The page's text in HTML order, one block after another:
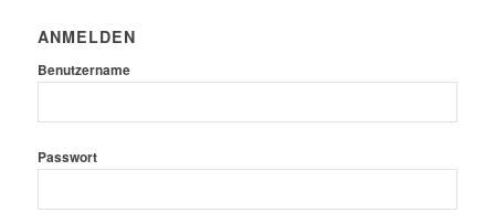
ANMELDEN
Benutzername
Passwort